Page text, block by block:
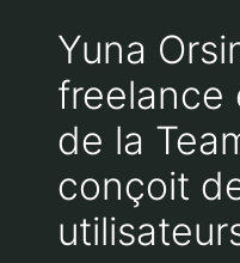
Yuna
freelance
de la
conçoit